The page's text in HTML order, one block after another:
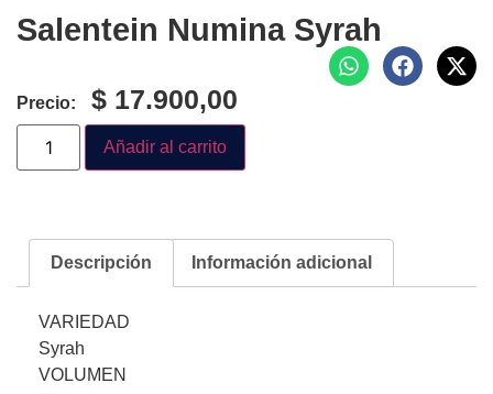
Salentein Numina Syrah
Precio: $ 17.900,00
Añadir al carrito
Descripción Información adicional
VARIEDAD
Syrah
VOLUMEN